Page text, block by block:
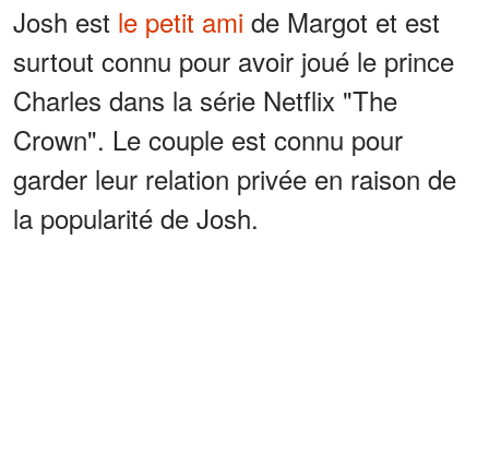
Josh est le petit ami de Margot et est
surtout connu pour avoir joué le prince
Charles dans la série Netflix "The
Crown". Le couple est connu pour
garder leur relation privée en raison de
la popularité de Josh.